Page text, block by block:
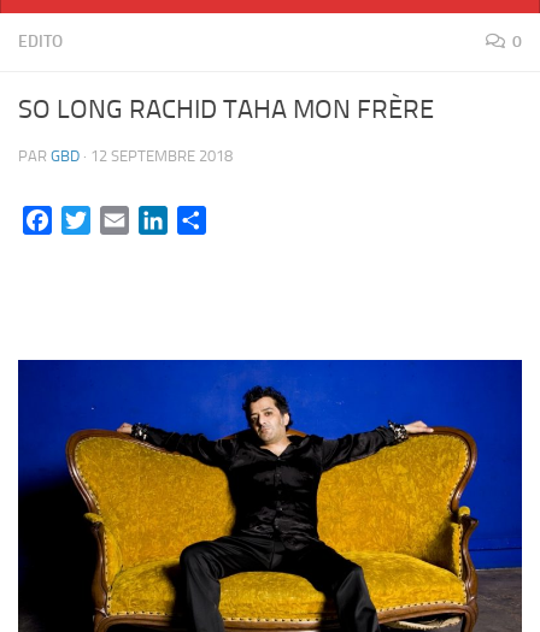
EDITO 0
SO LONG RACHID TAHA MON FRÈRE
PAR GBD · 12 SEPTEMBRE 2018
FacebookTwitterEmail LinkedIn